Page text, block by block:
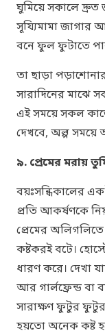
ঘুমিয়ে সকালে দ্রুত
সূয্যিমামা জাগার
বনে ফুল ফুটাতে
তা ছাড়া
সারাদিনের মাঝে
এই সময়ে সকল
দেখবে, অল্প
৯. প্রেমের মরায়
বয়ঃসন্ধিকালের
প্রতি আকর্ষণকে
প্রেমের
কষ্টকরই বটে।
ধারণ করে। দেখা
আর গার্লফ্রেন্ড বা
সারাক্ষণ ফুটুর
হয়তো অনেক কষ্ট